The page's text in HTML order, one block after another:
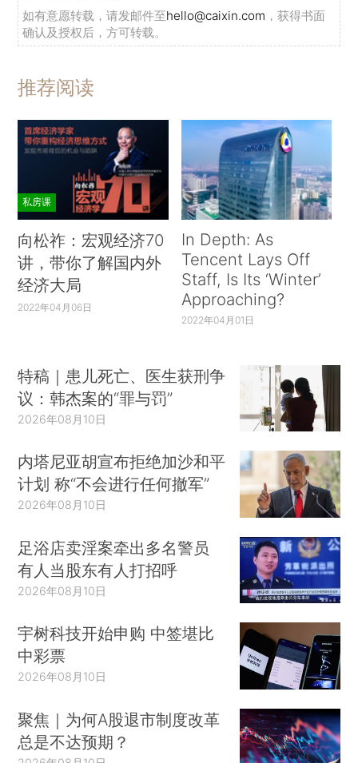
如有意愿转载，请发邮件至hello@caixin.com ，获得书面
确认及授权后，方可转载。
推荐阅读
私房课
向松祚：宏观经济70
讲，带你了解国内外
经济大局
2022年04月06日
In Depth: As
Tencent Lays Off
Staff, Is Its ‘Winter’
Approaching?
2022年04月01日
特稿｜患儿死亡、医生获刑争
议：韩杰案的“罪与罚”
2026年08月10日
内塔尼亚胡宣布拒绝加沙和平
计划 称“不会进行任何撤军”
2026年08月10日
足浴店卖淫案牵出多名警员
有人当股东有人打招呼
2026年08月10日
宇树科技开始申购 中签堪比
中彩票
2026年08月10日
聚焦｜为何A股退市制度改革
总是不达预期？